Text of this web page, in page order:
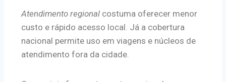
Atendimento regional costuma oferecer menor
custo e rápido acesso local. Já a cobertura
nacional permite uso em viagens e núcleos de
atendimento fora da cidade.